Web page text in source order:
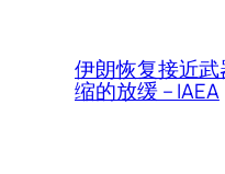
伊朗恢复接近
缩的放缓 – IAEA